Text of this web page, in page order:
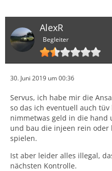
AlexR
Begleiter
30. Juni 2019 um 00:36
Servus, ich habe mir die
so das ich eventuell auch
nimmetwas geld in die hand
und bau die injeen rein oder
spielen.
Ist aber leider alles illegal,
nächsten Kontrolle.